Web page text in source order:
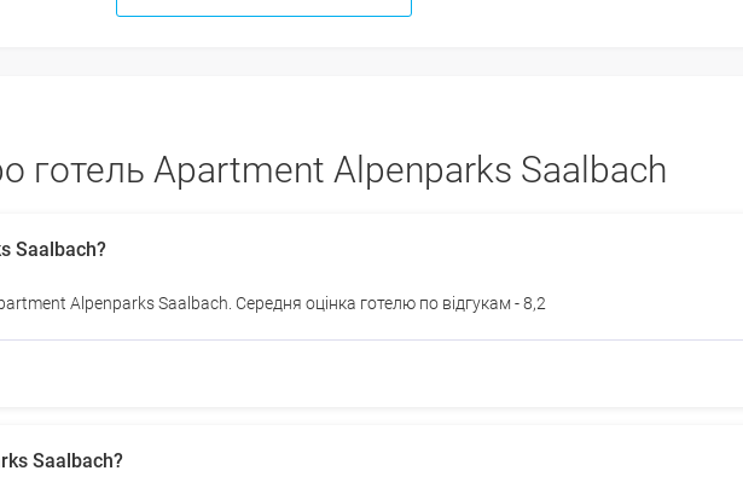
готель Apartment Alpenparks Saalbach
Saalbach?
Alpenparks Saalbach. Середня оцінка готелю по відгукам - 8,2
Saalbach?